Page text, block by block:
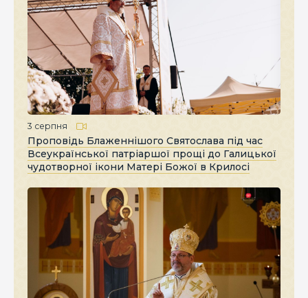
3 серпня
Проповідь Блаженнішого Святослава під час
Всеукраїнської патріаршої прощі до Галицької
чудотворної ікони Матері Божої в Крилосі